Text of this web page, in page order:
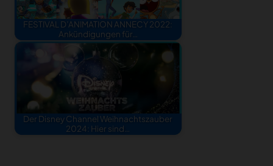
FESTIVAL D’ANIMATION ANNECY 2022:
Ankündigungen für…
Der Disney Channel Weihnachtszauber
2024: Hier sind…